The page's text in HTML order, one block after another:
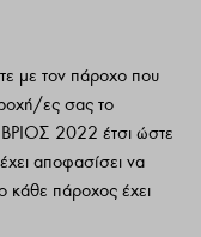
με τον πάροχο που
ες σας το
2022 έτσι ώστε
αποφασίσει να
κάθε πάροχος έχει